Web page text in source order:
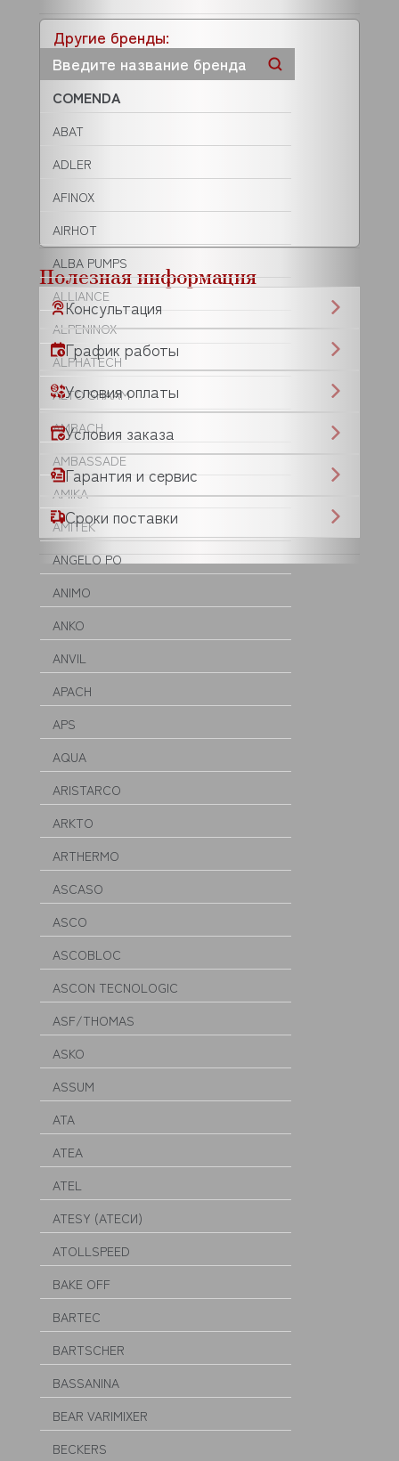
Другие бренды:
COMENDA
ABAT
ADLER
AFINOX
AIRHOT
ALBA PUMPS
ALLIANCE
ALPENINOX
ALPHATECH
ALTO SHAAM
AMBACH
AMBASSADE
AMIKA
AMITEK
ANGELO PO
ANIMO
ANKO
ANVIL
APACH
APS
AQUA
ARISTARCO
ARKTO
ARTHERMO
ASCASO
ASCO
ASCOBLOC
ASCON TECNOLOGIC
ASF/THOMAS
ASKO
ASSUM
ATA
ATEA
ATEL
ATESY (АТЕСИ)
ATOLLSPEED
BAKE OFF
BARTEC
BARTSCHER
BASSANINA
BEAR VARIMIXER
BECKERS
Полезная информация
Консультация
График работы
Условия оплаты
Условия заказа
Гарантия и сервис
Сроки поставки